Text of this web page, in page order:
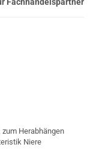
Herabhängen
Niere